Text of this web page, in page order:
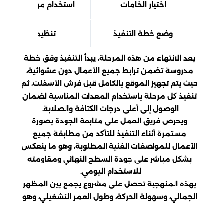
اختيار الخامات استخدام مواد عالية
وضع خطة التنفيذ تنظيم مراحل
بعد الانتهاء من هذه المرحلة، يبدأ التنفيذ وفق خطة
مدروسة تضمن ترابط جميع الأعمال دون عشوائية،
حيث يتم تجهيز الموقع بالكامل قبل فرش الأسفلت، ثم
تنفيذ كل مرحلة باستخدام المعدات المناسبة لضمان
الوصول إلى أعلى درجات الكثافة والصلابة.
ويحرص فريق العمل على متابعة الجودة بصورة
مستمرة أثناء التنفيذ للتأكد من مطابقة جميع
الأعمال للمواصفات الفنية المطلوبة، وهو ما ينعكس
بشكل مباشر على جودة السطح النهائي ومقاومته
للاستخدام اليومي.
بهذه المنهجية تحصل على مشروع يجمع بين المظهر
الجمالي، وسهولة الحركة، وطول العمر التشغيلي، وهو